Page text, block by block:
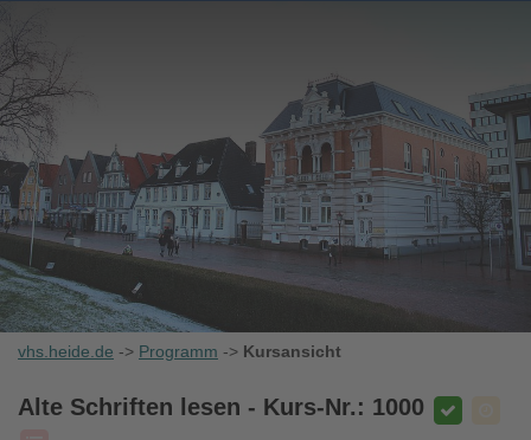
vhs.heide.de -> Programm -> Kursansicht
Alte Schriften lesen - Kurs-Nr.: 1000